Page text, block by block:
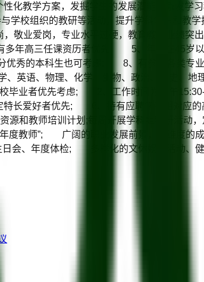
教学方案，发掘学生的发展潜能，激发学
校组织的教研等活动，提升学科知识和教
业爱岗，专业水平过硬，教育教学业绩突
年高三任课资历者优先; 5、年龄在45岁以
的本科生也可考虑; 8、有参加各类专业
、物理、化学、生物、政治、历史、
业者优先考虑; 2、工作时间为下午
特长爱好者优先; 6、持有应聘学科相对
和教师培训计划;每周开展学科组教研活动
“年度教师”; 广阔的职业发展前景，多维
会、年度体检; 多样化的文体娱乐活动